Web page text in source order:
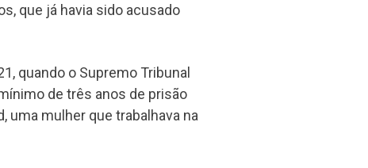
que já havia sido acusado
quando o Supremo Tribunal
de três anos de prisão
uma mulher que trabalhava na